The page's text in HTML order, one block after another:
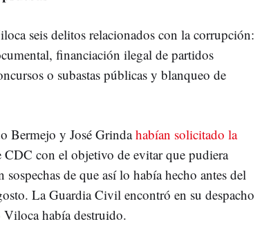
seis delitos relacionados con la corrupción:
financiación ilegal de partidos
o subastas públicas y blanqueo de
Bermejo y José Grindahabían solicitado la
CDC con el objetivo de evitar que pudiera
de que así lo había hecho antes del
La Guardia Civil encontró en su despacho
había destruido.